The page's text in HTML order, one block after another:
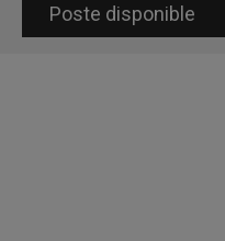
Poste disponible